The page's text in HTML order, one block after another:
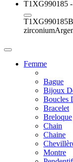
T1XG990185
zirconium
Femme
Bague
Bijoux
Boucles
Bracelet
Breloque
Chain
Chaine
Montre